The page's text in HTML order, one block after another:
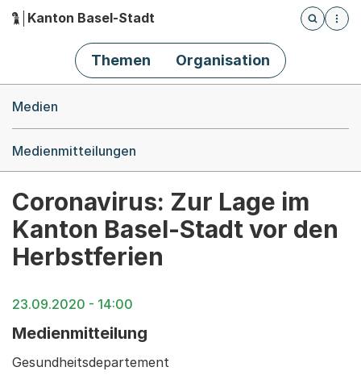
Hauptnavigation
Kanton Basel-Stadt
Öffnet
Themen Organisation
Medien
Medienmitteilungen
Coronavirus: Zur Lage im
Kanton Basel-Stadt vor den
Herbstferien
23.09.2020 - 14:00
Medienmitteilung
Gesundheitsdepartement